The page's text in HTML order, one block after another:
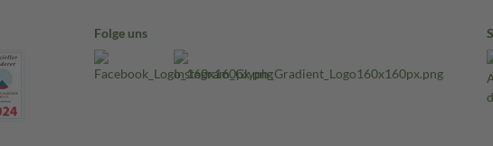
Folge uns